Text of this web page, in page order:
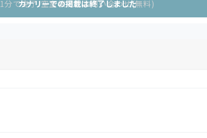
1分で完了!空室状況をお問い合わせ(無料)
カナリーでの掲載は終了しました